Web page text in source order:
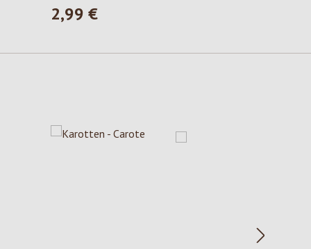
Prezzo normale:
2,99 €